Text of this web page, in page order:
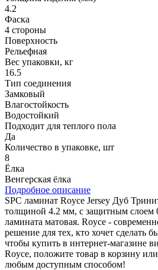
4.2
Фаска
4 стороны
Поверхность
Рельефная
Вес упаковки, кг
16.5
Тип соединения
Замковый
Влагостойкость
Водостойкий
Подходит для теплого пола
Да
Количество в упаковке, шт
8
Ёлка
Венгерская ёлка
Подробное описание
SPC ламинат Royce Jersey Дуб
толщиной 4.2 мм, с защитным слоем
ламината матовая. Royce -
решение для тех, кто хочет сделать
чтобы купить в интернет-магазине
Royce, положите товар в корзину
любым доступным способом!